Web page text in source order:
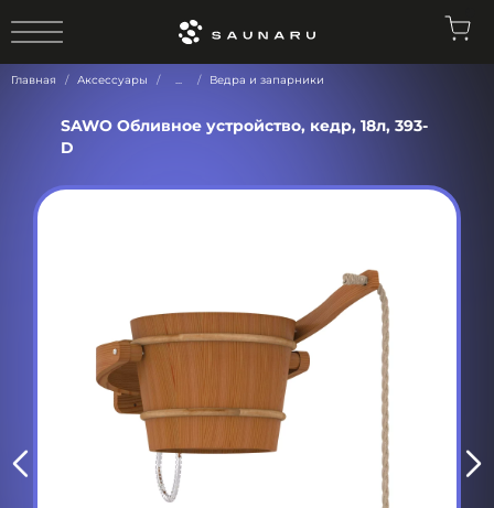
Главная Аксессуары ... Ведра и запарники
SAWO Обливное устройство, кедр, 18л, 393-
D